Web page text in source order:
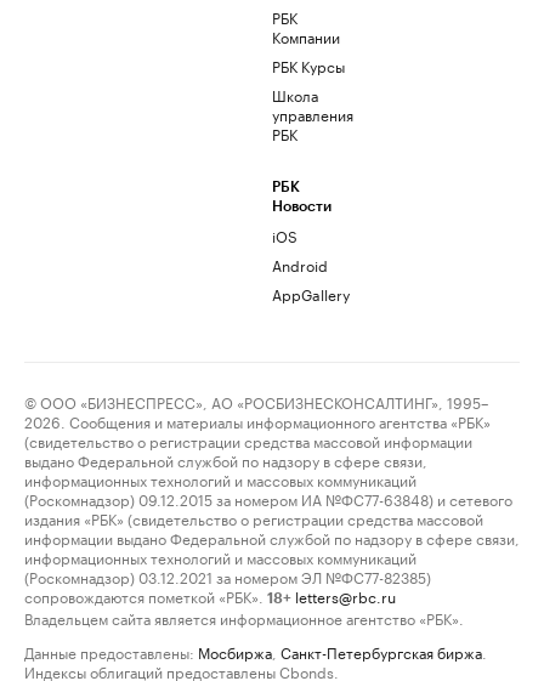
РБК
Компании
РБК Курсы
Школа
управления
РБК
РБК
Новости
iOS
Android
AppGallery
© ООО «БИЗНЕСПРЕСС», АО «РОСБИЗНЕСКОНСАЛТИНГ», 1995–
2026. Сообщения и материалы информационного агентства «РБК»
(свидетельство о регистрации средства массовой информации
выдано Федеральной службой по надзору в сфере связи,
информационных технологий и массовых коммуникаций
(Роскомнадзор) 09.12.2015 за номером ИА №ФС77-63848) и сетевого
издания «РБК» (свидетельство о регистрации средства массовой
информации выдано Федеральной службой по надзору в сфере связи,
информационных технологий и массовых коммуникаций
(Роскомнадзор) 03.12.2021 за номером ЭЛ №ФС77-82385)
сопровождаются пометкой «РБК».
18+ letters@rbc.ru
Владельцем сайта является информационное агентство «РБК».
Данные предоставлены: Мосбиржа Санкт-Петербургская биржа
Индексы облигаций предоставлены Cbonds.